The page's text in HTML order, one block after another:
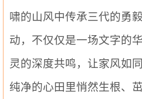
啸的山风中传承三代的勇
动，不仅仅是一场文字的
灵的深度共鸣，让家风如
纯净的心田里悄然生根、茁